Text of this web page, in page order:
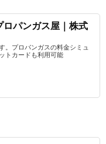
ロパンガス屋｜株式
。プロパンガスの料金シミュ
トカードも利用可能